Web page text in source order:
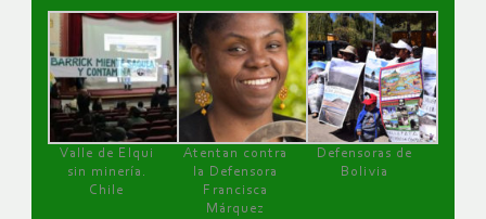
Valle de Elqui
sin minería.
Chile
Atentan contra
la Defensora
Francisca
Márquez
Defensoras de
Bolivia